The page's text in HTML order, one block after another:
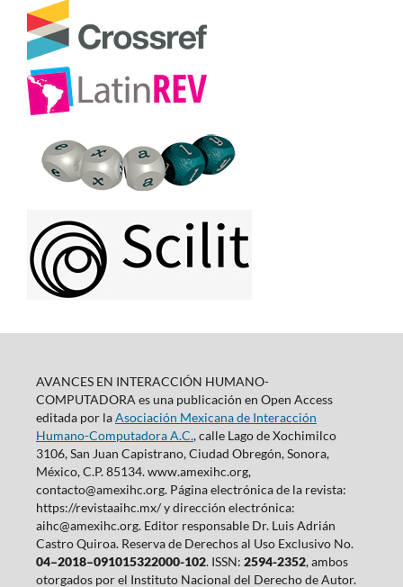
AVANCES EN INTERACCIÓN HUMANO-
COMPUTADORA es una publicación en Open Access
editada por laAsociación Mexicana de Interacción
Humano-Computadora A.C., calle Lago de Xochimilco
3106, San Juan Capistrano, Ciudad Obregón, Sonora,
México, C.P. 85134. www.amexihc.org,
contacto@amexihc.org. Página electrónica de la revista:
https://revistaaihc.mx/ y dirección electrónica:
aihc@amexihc.org. Editor responsable Dr. Luis Adrián
Castro Quiroa. Reserva de Derechos al Uso Exclusivo No.
04–2018–091015322000-102. ISSN: 2594-2352, ambos
otorgados por el Instituto Nacional del Derecho de Autor.